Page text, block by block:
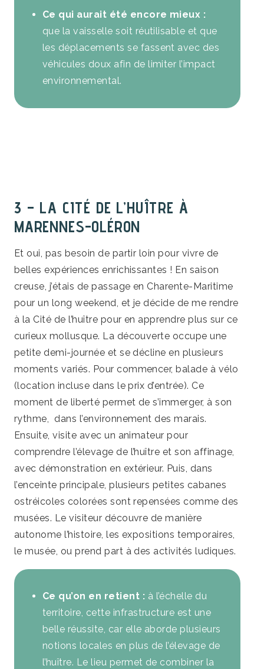
Ce qui aurait été encore mieux :
que la vaisselle soit réutilisable et que
les déplacements se fassent avec des
véhicules doux afin de limiter l’impact
environnemental.
3 – LA CITÉ DE L’HUÎTRE À
MARENNES-OLÉRON
Et oui, pas besoin de partir loin pour vivre de
belles expériences enrichissantes ! En saison
creuse, j’étais de passage en Charente-Maritime
pour un long weekend, et je décide de me rendre
à la Cité de l’huître pour en apprendre plus sur ce
curieux mollusque. La découverte occupe une
petite demi-journée et se décline en plusieurs
moments variés. Pour commencer, balade à vélo
(location incluse dans le prix d’entrée). Ce
moment de liberté permet de s’immerger, à son
rythme, dans l’environnement des marais.
Ensuite, visite avec un animateur pour
comprendre l’élevage de l’huître et son affinage,
avec démonstration en extérieur. Puis, dans
l’enceinte principale, plusieurs petites cabanes
ostréicoles colorées sont repensées comme des
musées. Le visiteur découvre de manière
autonome l’histoire, les expositions temporaires,
le musée, ou prend part à des activités ludiques.
Ce qu’on en retient : à l’échelle du
territoire, cette infrastructure est une
belle réussite, car elle aborde plusieurs
notions locales en plus de l’élevage de
l’huître. Le lieu permet de combiner la